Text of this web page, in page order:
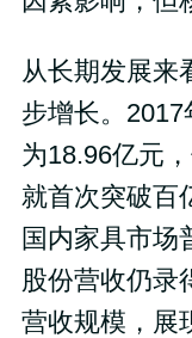
从长期发展来
步增长。
为18.96亿元
就首次突破百
国内家具市场
股份营收仍录
营收规模，展